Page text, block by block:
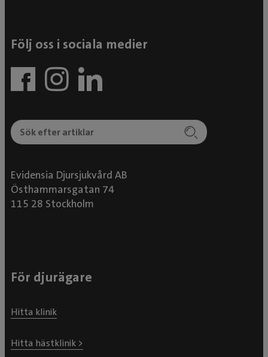
Följ oss i sociala medier
Evidensia Djursjukvård AB
Östhammarsgatan 74
115 28 Stockholm
För djurägare
Hitta klinik
Hitta hästklinik >